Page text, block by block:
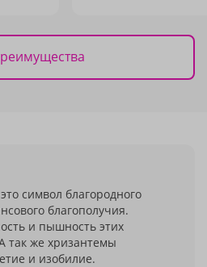
символ благородного
благополучия.
и пышность этих
так же хризантемы
и изобилие.